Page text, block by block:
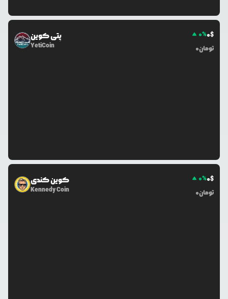
یِتی کوین
YetiCoin
0%0$
0تومان
کوین کندی
Kennedy Coin
0%0$
0تومان